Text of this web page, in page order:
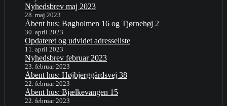
Nyhedsbrev maj 2023
28. maj 2023
Åbent hus: Bøgholmen 16 og Tjørnehøj 2
30. april 2023
Opdateret og udvidet adresseliste
11. april 2023
Nyhedsbrev februar 2023
23. februar 2023
Åbent hus: Højbjerggårdsvej 38
22. februar 2023
Åbent hus: Bjælkevangen 15
22. februar 2023